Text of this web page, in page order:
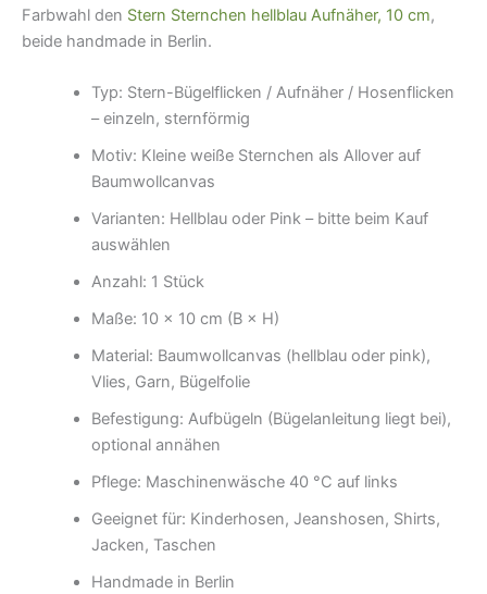
Farbwahl den Stern Sternchen hellblau Aufnäher, 10 cm,
beide handmade in Berlin.
Typ: Stern-Bügelflicken / Aufnäher / Hosenflicken
– einzeln, sternförmig
Motiv: Kleine weiße Sternchen als Allover auf
Baumwollcanvas
Varianten: Hellblau oder Pink – bitte beim Kauf
auswählen
Anzahl: 1 Stück
Maße: 10 × 10 cm (B × H)
Material: Baumwollcanvas (hellblau oder pink),
Vlies, Garn, Bügelfolie
Befestigung: Aufbügeln (Bügelanleitung liegt bei),
optional annähen
Pflege: Maschinenwäsche 40 °C auf links
Geeignet für: Kinderhosen, Jeanshosen, Shirts,
Jacken, Taschen
Handmade in Berlin